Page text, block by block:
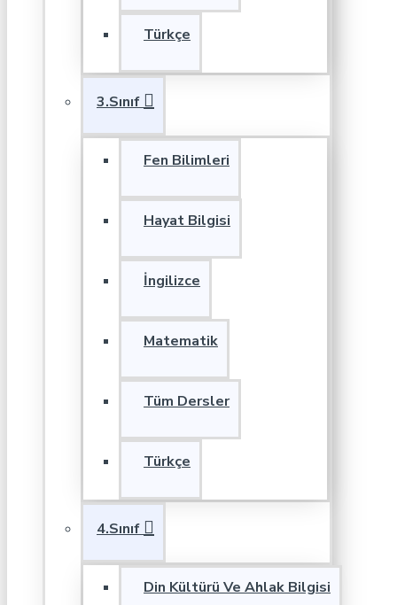
Türkçe
3.Sınıf
Fen Bilimleri
Hayat Bilgisi
İngilizce
Matematik
Tüm Dersler
Türkçe
4.Sınıf
Din Kültürü Ve Ahlak Bilgisi